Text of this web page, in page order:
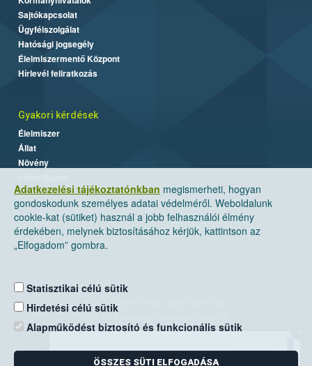
Adatkezelési tájékoztatónkban megismerheti, hogyan
gondoskodunk személyes adatai védelméről. Weboldalunk
cookie-kat (sütiket) használ a jobb felhasználói élmény
érdekében, melynek biztosításához kérjük, kattintson az
„Elfogadom” gombra.
Statisztikai célú sütik
Hirdetési célú sütik
Alapműködést biztosító és funkcionális sütik
ÖSSZES SÜTI ELFOGADÁSA
Sajtókapcsolat
Ügyfélszolgálat
Hatósági jogsegély
Élelmiszermentő Központ
Hírlevél feliratkozás
Gyakori kérdések
Élelmiszer
Állat
Növény
Nemzeti Élelmiszerlánc-biztonsági Hivatal
Levelezési cím: 1525 Budapest. Pf. 30.